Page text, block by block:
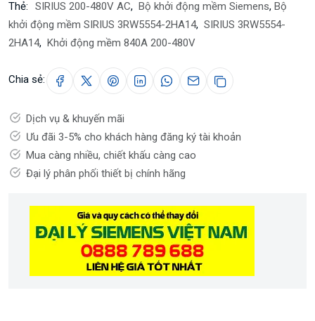
Thẻ:
SIRIUS 200-480V AC, Bộ khởi động mềm Siemens, Bộ
khởi động mềm SIRIUS 3RW5554-2HA14, SIRIUS 3RW5554-
2HA14, Khởi động mềm 840A 200-480V
Chia sẻ:
Dịch vụ & khuyến mãi
Ưu đãi 3-5% cho khách hàng đăng ký tài khoản
Mua càng nhiều, chiết khấu càng cao
Đại lý phân phối thiết bị chính hãng